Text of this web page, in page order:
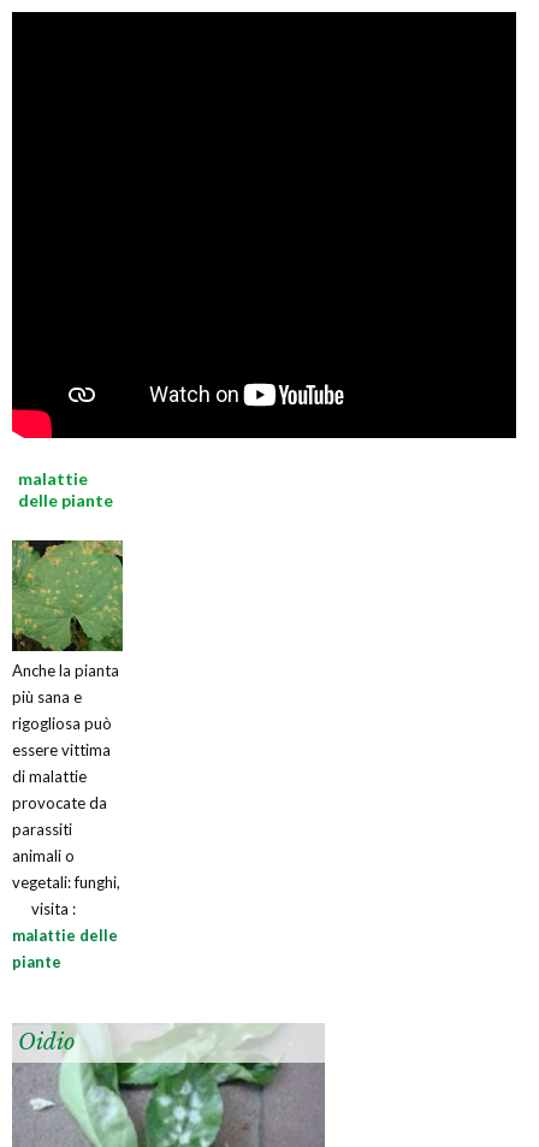
malattie
delle piante
Anche la pianta
più sana e
rigogliosa può
essere vittima
di malattie
provocate da
parassiti
animali o
vegetali: funghi,
visita :
malattie delle
piante
Oidio